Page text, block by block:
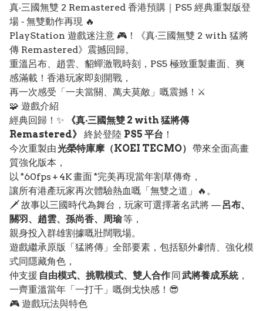
真‧三國無雙 2 Remastered 香港預購｜PS5 經典重製版登
場 ‑ 無雙動作再現 🔥
PlayStation 遊戲迷注意 🎮！《真‧三國無雙 2 with 猛將
傳 Remastered》震撼回歸。
重溫呂布、趙雲、貂蟬激戰時刻，PS5 極致重製畫面、爽
感滿載！香港玩家即刻開戰，
再一次感受「一夫當關、萬夫莫敵」嘅震撼！⚔️
🧩 遊戲介紹
經典回歸！✨
《真‧三國無雙 2 with 猛將傳
Remastered》
終於登陸 PS5 平台 ！
今次重製由光榮特庫摩（KOEI TECMO） 帶來全面高畫
質強化版本，
以 *60fps + 4K 畫面 *完美再現當年割草傳奇，
讓所有港產玩家再次體驗熱血嘅「無雙之道」🔥。
🗡️ 故事以三國時代為舞台，玩家可選擇著名武將 —呂布、
關羽、趙雲、孫尚香、周瑜等，
親身投入群雄割據嘅壯闊戰場。
遊戲繼承原版「猛將傳」全部要素，包括額外劇情、強化模
式同隱藏角色，
仲支援 自由模式、挑戰模式、雙人合作同武將養成系統，
一齊重溫當年「一打千」嘅倒戈快感！😎
🎮 遊戲玩法與特色